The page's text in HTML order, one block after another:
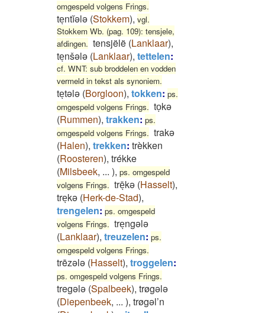
omgespeld volgens Frings.
teͅntĭələ (Stokkem), vgl.
Stokkem Wb. (pag. 109): tensjele,
afdingen. tensjëlë (Lanklaar),
teͅnšələ (Lanklaar), tettelen:
cf. WNT: sub broddelen en vodden
vermeld in tekst als synoniem.
teͅtələ (Borgloon), tokken: ps.
omgespeld volgens Frings. toͅkə
(Rummen), trakken: ps.
omgespeld volgens Frings. trakə
(Halen), trekken: trèkken
(Roosteren), trékke
(Milsbeek, ... ), ps. omgespeld
volgens Frings. trēͅkə (Hasselt),
treͅkə (Herk-de-Stad),
trengelen: ps. omgespeld
volgens Frings. treͅngələ
(Lanklaar), treuzelen: ps.
omgespeld volgens Frings.
trēzələ (Hasselt), troggelen:
ps. omgespeld volgens Frings.
tregələ (Spalbeek), trøgələ
(Diepenbeek, ... ), trøgəl’n